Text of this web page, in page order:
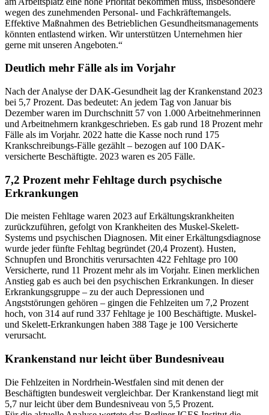
wegen des zunehmenden Personal- und Fachkräftemangels.
Effektive Maßnahmen des Betrieblichen Gesundheitsmanagements
könnten entlastend wirken. Wir unterstützen Unternehmen hier
gerne mit unseren Angeboten.“
Deutlich mehr Fälle als im Vorjahr
Nach der Analyse der DAK-Gesundheit lag der Krankenstand 2023
bei 5,7 Prozent. Das bedeutet: An jedem Tag von Januar bis
Dezember waren im Durchschnitt 57 von 1.000 Arbeitnehmerinnen
und Arbeitnehmern krankgeschrieben. Es gab rund 18 Prozent mehr
Fälle als im Vorjahr. 2022 hatte die Kasse noch rund 175
Krankschreibungs-Fälle gezählt – bezogen auf 100 DAK-
versicherte Beschäftigte. 2023 waren es 205 Fälle.
7,2 Prozent mehr Fehltage durch psychische
Erkrankungen
Die meisten Fehltage waren 2023 auf Erkältungskrankheiten
zurückzuführen, gefolgt von Krankheiten des Muskel-Skelett-
Systems und psychischen Diagnosen. Mit einer Erkältungsdiagnose
wurde jeder fünfte Fehltag begründet (20,4 Prozent). Husten,
Schnupfen und Bronchitis verursachten 422 Fehltage pro 100
Versicherte, rund 11 Prozent mehr als im Vorjahr. Einen merklichen
Anstieg gab es auch bei den psychischen Erkrankungen. In dieser
Erkrankungsgruppe – zu der auch Depressionen und
Angststörungen gehören – gingen die Fehlzeiten um 7,2 Prozent
hoch, von 314 auf rund 337 Fehltage je 100 Beschäftigte. Muskel-
und Skelett-Erkrankungen haben 388 Tage je 100 Versicherte
verursacht.
Krankenstand nur leicht über Bundesniveau
Die Fehlzeiten in Nordrhein-Westfalen sind mit denen der
Beschäftigten bundesweit vergleichbar. Der Krankenstand liegt mit
5,7 nur leicht über dem Bundesniveau von 5,5 Prozent.